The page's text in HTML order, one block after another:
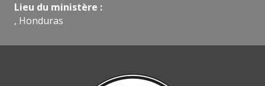
Lieu du ministère :
, Honduras